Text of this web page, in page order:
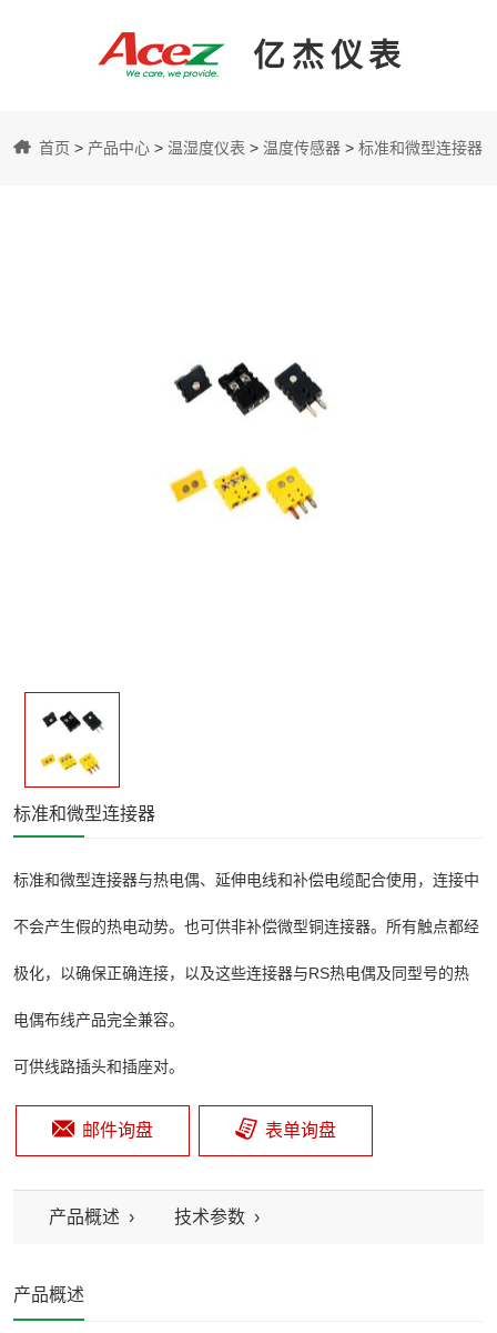
亿杰仪表
首页 > 产品中心 > 温湿度仪表 > 温度传感器 > 标准和微型连接器
标准和微型连接器
标准和微型连接器与热电偶、延伸电线和补偿电缆配合使用，连接中
不会产生假的热电动势。也可供非补偿微型铜连接器。所有触点都经
极化，以确保正确连接，以及这些连接器与RS热电偶及同型号的热
电偶布线产品完全兼容。
可供线路插头和插座对。
邮件询盘 表单询盘
产品概述 技术参数
产品概述